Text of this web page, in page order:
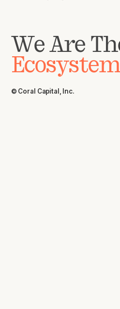
We Are
Ecosystem
© Coral Capital, Inc.